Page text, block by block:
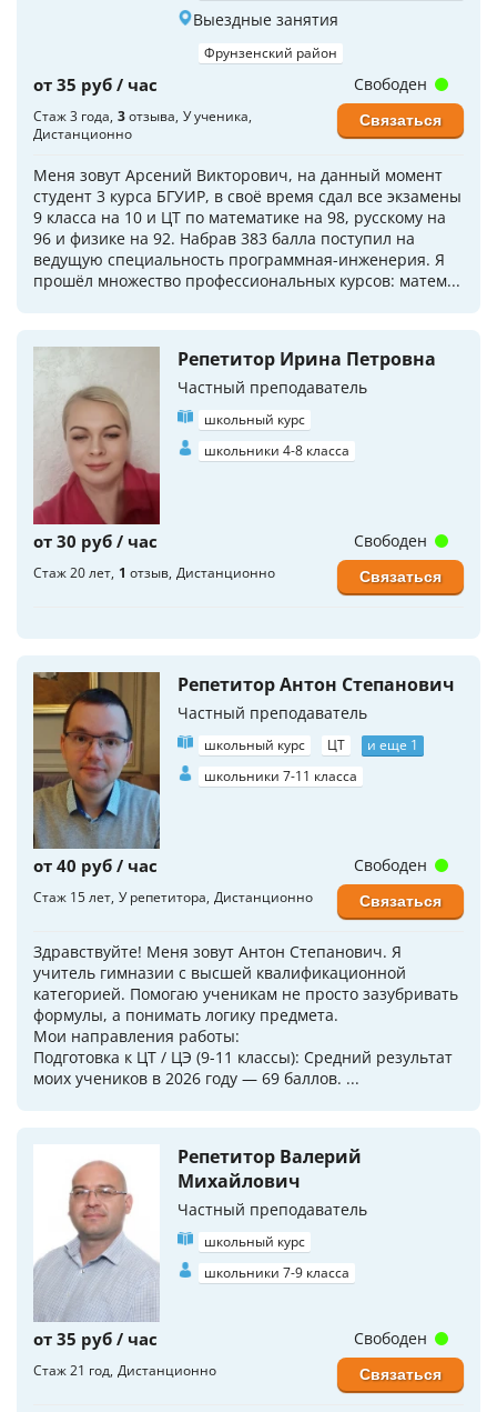
Выездные занятия
Фрунзенский район
от 35 руб / час
Стаж 3 года 3отзыва У ученика
Дистанционно
Меня зовут Арсений Викторович, на данный момент
студент 3 курса БГУИР, в своё время сдал все экзамены
9 класса на 10 и ЦТ по математике на 98, русскому на
96 и физике на 92. Набрав 383 балла поступил на
ведущую специальность программная-инженерия. Я
прошёл множество профессиональных курсов: матем...
Свободен
Связаться
Репетитор Ирина Петровна
Частный преподаватель
школьный курс
школьники 4-8 класса
от 30 руб / час
Стаж 20 лет 1 отзыв Дистанционно
Свободен
Связаться
Репетитор Антон Степанович
Частный преподаватель
школьный курс ЦТ
и еще 1
школьники 7-11 класса
от 40 руб / час
Стаж 15 лет У репетитора Дистанционно
Здравствуйте! Меня зовут Антон Степанович. Я
учитель гимназии с высшей квалификационной
категорией. Помогаю ученикам не просто зазубривать
формулы, а понимать логику предмета.
Мои направления работы:
Подготовка к ЦТ / ЦЭ (9-11 классы): Средний результат
моих учеников в 2026 году — 69 баллов. ...
Свободен
Связаться
Репетитор Валерий
Михайлович
Частный преподаватель
школьный курс
школьники 7-9 класса
от 35 руб / час
Стаж 21 год Дистанционно
Свободен
Связаться